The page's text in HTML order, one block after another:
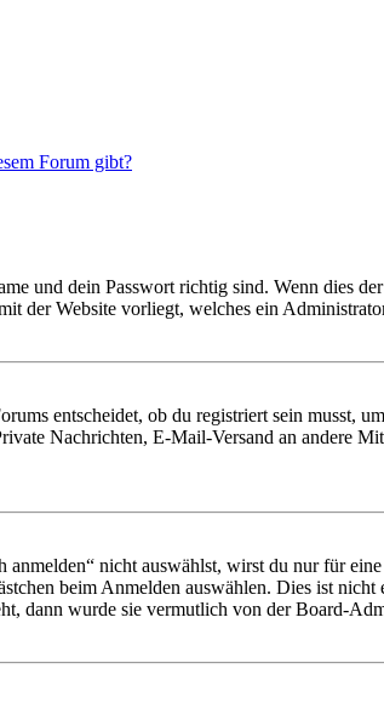
Forum gibt?
und dein Passwort richtig sind. Wenn dies
der Website vorliegt, welches ein
entscheidet, ob du registriert sein musst,
Nachrichten, E-Mail-Versand an andere
nicht auswählst, wirst du nur für
beim Anmelden auswählen. Dies ist
dann wurde sie vermutlich von der Board-